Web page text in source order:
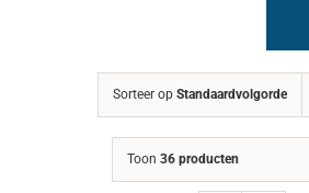
Steun BONAS
Sorteer op Standaardvolgorde
Toon 36 producten